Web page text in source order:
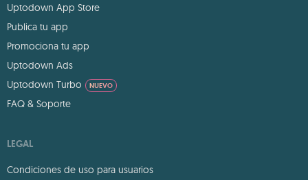
Uptodown App Store
Publica tu app
Promociona tu app
Uptodown Ads
Uptodown Turbo
NUEVO
FAQ & Soporte
LEGAL
Condiciones de uso para usuarios